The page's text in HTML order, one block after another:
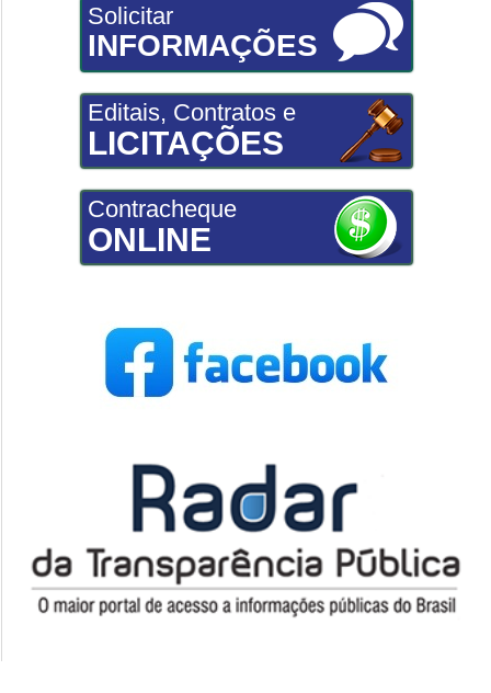
Solicitar
INFORMAÇÕES
Editais, Contratos e
LICITAÇÕES
Contracheque
ONLINE